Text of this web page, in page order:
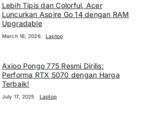
Lebih Tipis dan Colorful, Acer
Luncurkan Aspire Go 14 dengan RAM
Upgradable
March 16, 2026 Laptop
Axioo Pongo 775 Resmi Dirilis:
Performa RTX 5070 dengan Harga
Terbaik!
July 17, 2025 Laptop